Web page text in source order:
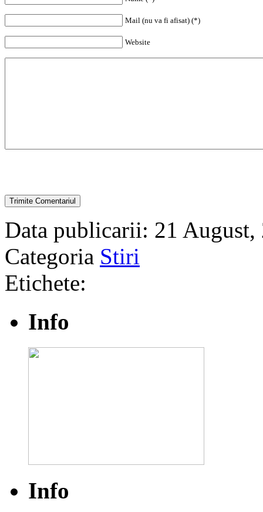
Mail (nu va fi afisat) (*)
Website
Data publicarii: 21 August,
Categoria Stiri
Etichete:
Info
Info